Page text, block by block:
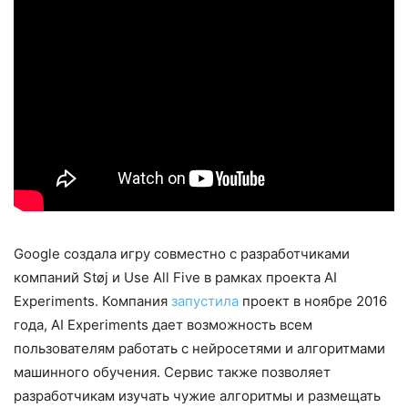
Google создала игру совместно с разработчиками
компаний Støj и Use All Five в рамках проекта AI
Experiments. Компания запустила проект в ноябре 2016
года, AI Experiments дает возможность всем
пользователям работать с нейросетями и алгоритмами
машинного обучения. Сервис также позволяет
разработчикам изучать чужие алгоритмы и размещать